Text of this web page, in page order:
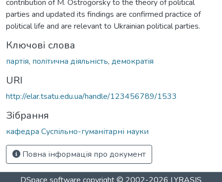
contribution of M. Ostrogorsky to the theory of political
parties and updated its findings are confirmed practice of
political life and are relevant to Ukrainian political parties.
Ключові слова
партія, політична діяльність, демократія
URI
http://elar.tsatu.edu.ua/handle/123456789/1533
Зібрання
кафедра Суспільно-гуманітарні науки
Повна інформація про документ